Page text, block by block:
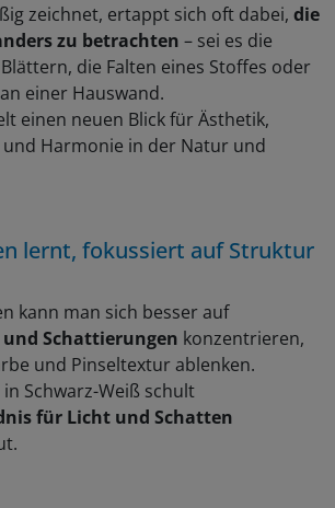
zeichnet, ertappt sich oft dabei, die
zu betrachten – sei es die
die Falten eines Stoffes oder
einer Hauswand.
einen neuen Blick für Ästhetik,
Harmonie in der Natur und
lernt, fokussiert auf Struktur
kann man sich besser auf
Schattierungen konzentrieren,
und Pinseltextur ablenken.
Schwarz-Weiß schult
für Licht und Schatten